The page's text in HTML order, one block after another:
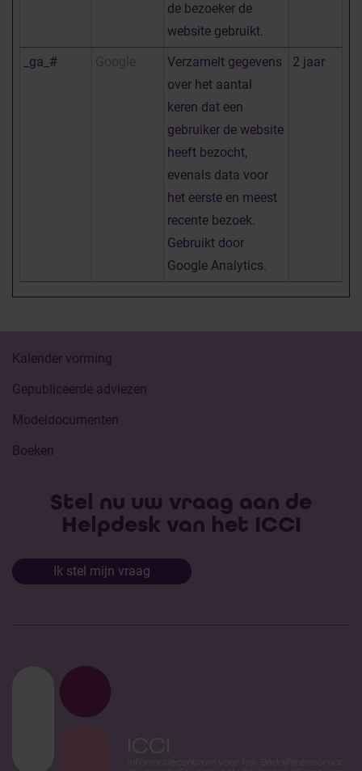
de bezoeker de
website gebruikt.
_ga_# Google
Verzamelt gegevens
over het aantal
keren dat een
gebruiker de website
heeft bezocht,
evenals data voor
het eerste en meest
recente bezoek.
Gebruikt door
Google Analytics.
2 jaar
Kalender vorming
Gepubliceerde adviezen
Modeldocumenten
Boeken
Stel nu uw vraag aan de
Helpdesk van het ICCI
Ik stel mijn vraag